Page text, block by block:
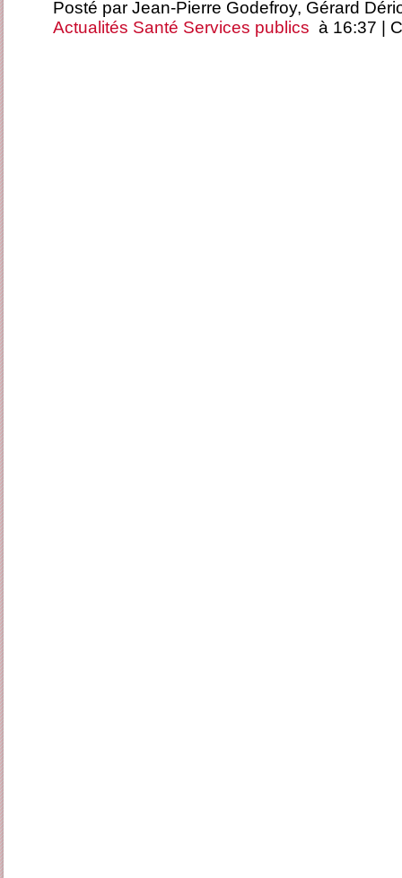
Posté par Jean-Pierre Godefroy, Gérard
Actualités Santé Services publics à 16:37 |